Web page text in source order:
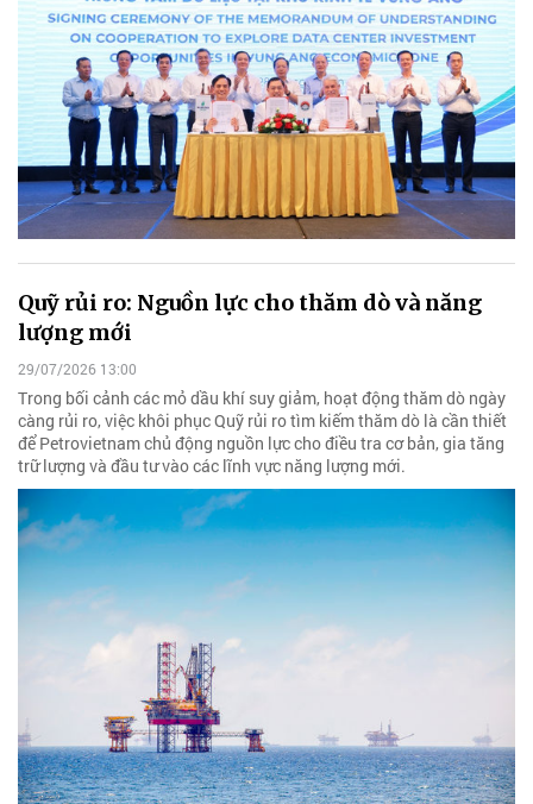
Quỹ rủi ro: Nguồn lực cho thăm dò và năng
lượng mới
29/07/2026 13:00
Trong bối cảnh các mỏ dầu khí suy giảm, hoạt động thăm dò ngày
càng rủi ro, việc khôi phục Quỹ rủi ro tìm kiếm thăm dò là cần thiết
để Petrovietnam chủ động nguồn lực cho điều tra cơ bản, gia tăng
trữ lượng và đầu tư vào các lĩnh vực năng lượng mới.